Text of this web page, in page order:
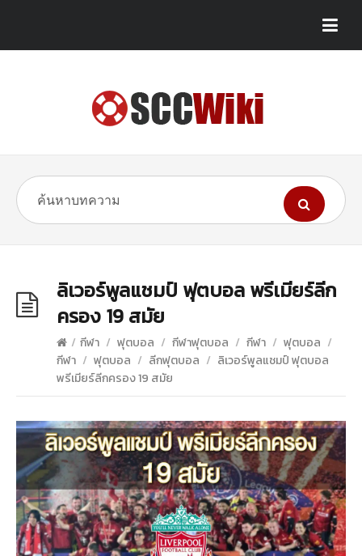
ลิเวอร์พูลแชมป์ ฟุตบอล พรีเมียร์ลีก
ครอง 19 สมัย
/ กีฬา / ฟุตบอล / กีฬาฟุตบอล / กีฬา / ฟุตบอล /
กีฬา / ฟุตบอล / ลีกฟุตบอล / ลิเวอร์พูลแชมป์ ฟุตบอล
พรีเมียร์ลีกครอง 19 สมัย